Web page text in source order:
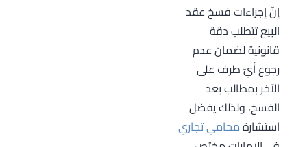
إنّ إجراءات فسخ عقد
البيع تتطلب دقة
قانونية لضمان عدم
رجوع أيّ طرف على
الآخر بمطالب بعد
الفسخ، ولذلك يفضل
استشارةمحامي تجاري